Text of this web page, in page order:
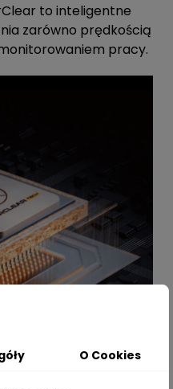
to inteligentne
zarówno prędkością
pracy.
O Cookies